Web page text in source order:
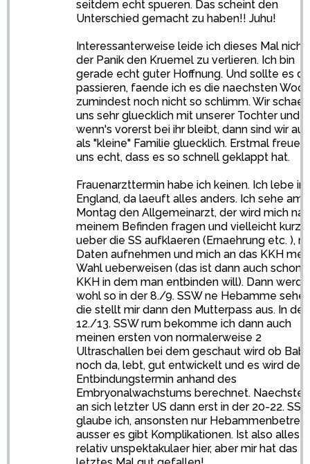
seitdem echt spueren. Das scheint den
Unterschied gemacht zu haben!! Juhu!
Interessanterweise leide ich dieses Mal nicht
der Panik den Kruemel zu verlieren. Ich bin
gerade echt guter Hoffnung. Und sollte es
passieren, faende ich es die naechsten
zumindest noch nicht so schlimm. Wir
uns sehr gluecklich mit unserer Tochter und
wenn's vorerst bei ihr bleibt, dann sind wir
als "kleine" Familie gluecklich. Erstmal freuen
uns echt, dass es so schnell geklappt hat.
Frauenarzttermin habe ich keinen. Ich lebe in
England, da laeuft alles anders. Ich sehe am
Montag den Allgemeinarzt, der wird mich
meinem Befinden fragen und vielleicht kurz
ueber die SS aufklaeren (Ernaehrung etc. ),
Daten aufnehmen und mich an das KKH
Wahl ueberweisen (das ist dann auch schon
KKH in dem man entbinden will). Dann
wohl so in der 8./9. SSW ne Hebamme
die stellt mir dann den Mutterpass aus. In der
12./13. SSW rum bekomme ich dann auch
meinen ersten von normalerweise 2
Ultraschallen bei dem geschaut wird ob
noch da, lebt, gut entwickelt und es wird der
Entbindungstermin anhand des
Embryonalwachstums berechnet. Naechster
an sich letzter US dann erst in der 20-22.
glaube ich, ansonsten nur
ausser es gibt Komplikationen. Ist also alles
relativ unspektakulaer hier, aber mir hat das